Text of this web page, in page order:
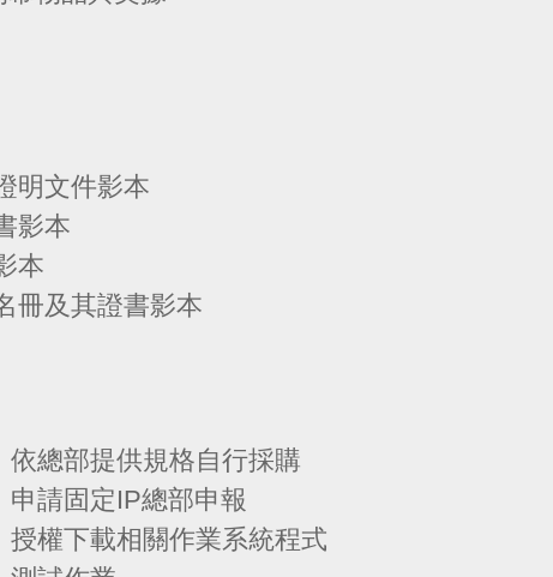
明文件影本
影本
本
冊及其證書影本
依總部提供規格自行採購
申請固定IP總部申報
授權下載相關作業系統程式